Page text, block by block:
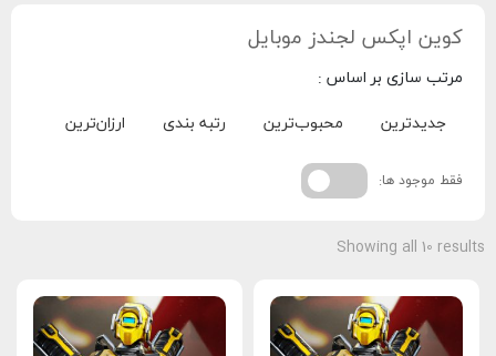
کوین اپکس لجندز موبایل
مرتب سازی بر اساس :
جدیدترین محبوب‌ترین رتبه بندی ارزان‌ترین
فقط موجود ها:
Showing all 10 results